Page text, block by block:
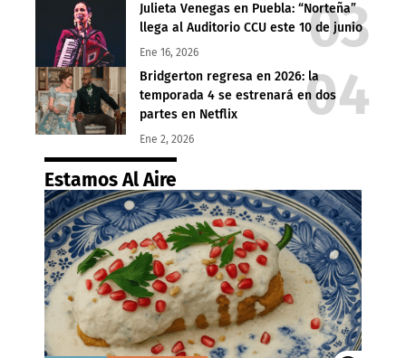
Julieta Venegas en Puebla: “Norteña”
llega al Auditorio CCU este 10 de junio
Ene 16, 2026
Bridgerton regresa en 2026: la
temporada 4 se estrenará en dos
partes en Netflix
Ene 2, 2026
Estamos Al Aire